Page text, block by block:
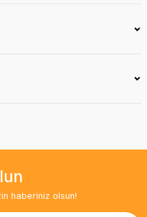
haberiniz olsun!